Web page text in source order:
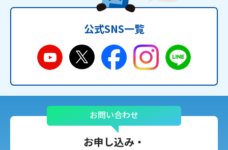
公式SNS一覧
お問い合わせ
お申し込み・